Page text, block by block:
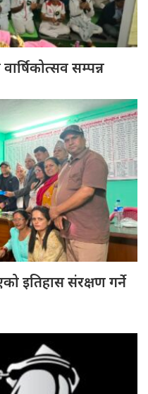
सम्पन्न
इतिहास संरक्षण गर्ने